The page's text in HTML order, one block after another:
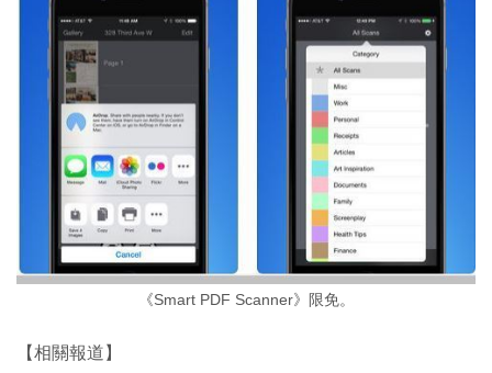
《Smart PDF Scanner》限免。
【相關報道】